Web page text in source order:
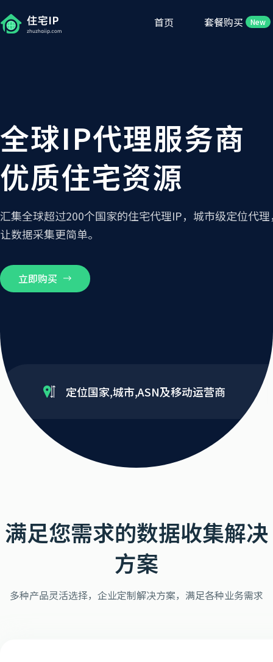
首页 套餐购买 New
全球IP代理服务商
优质住宅资源
汇集全球超过200个国家的住宅代理IP，城市级定位代理
让数据采集更简单。
立即购买
定位国家,城市,ASN及移动运营商
满足您需求的数据收集解决
方案
多种产品灵活选择，企业定制解决方案，满足各种业务需求